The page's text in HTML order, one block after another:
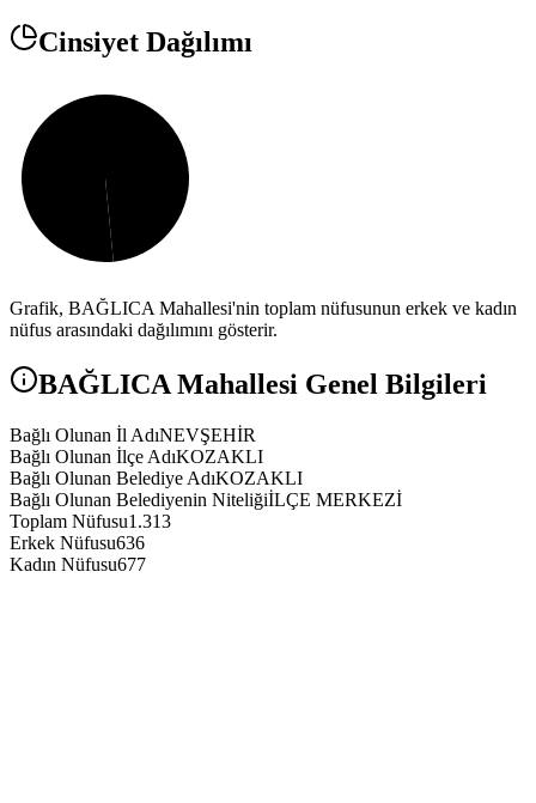
Cinsiyet Dağılımı
Grafik, BAĞLICA Mahallesi'nin toplam nüfusunun erkek ve kadın
nüfus arasındaki dağılımını gösterir.
BAĞLICA Mahallesi Genel Bilgileri
Bağlı Olunan İl AdıNEVŞEHİR
Bağlı Olunan İlçe AdıKOZAKLI
Bağlı Olunan Belediye AdıKOZAKLI
Bağlı Olunan Belediyenin NiteliğiİLÇE MERKEZİ
Toplam Nüfusu1.313
Erkek Nüfusu636
Kadın Nüfusu677